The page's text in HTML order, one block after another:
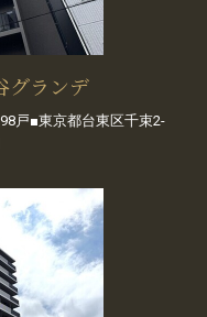
グランデ
戸■東京都台東区千束2-